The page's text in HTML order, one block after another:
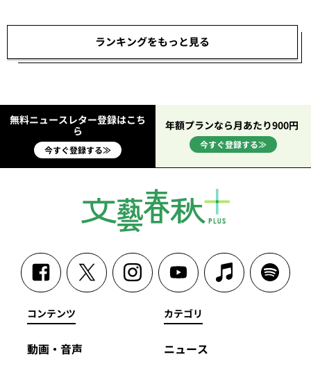
ランキングをもっと見る
無料ニュースレター登録はこち
ら
今すぐ登録する≫
年額プランなら月あたり900円
今すぐ登録する≫
コンテンツ
動画・音声
カテゴリ
ニュース